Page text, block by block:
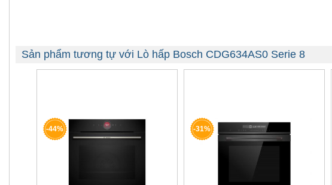
Sản phẩm tương tự với Lò hấp Bosch CDG634AS0 Serie 8
-44% -31%